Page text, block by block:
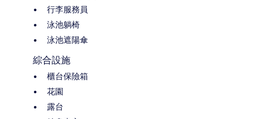
行李服務員
泳池躺椅
泳池遮陽傘
綜合設施
櫃台保險箱
花園
露台